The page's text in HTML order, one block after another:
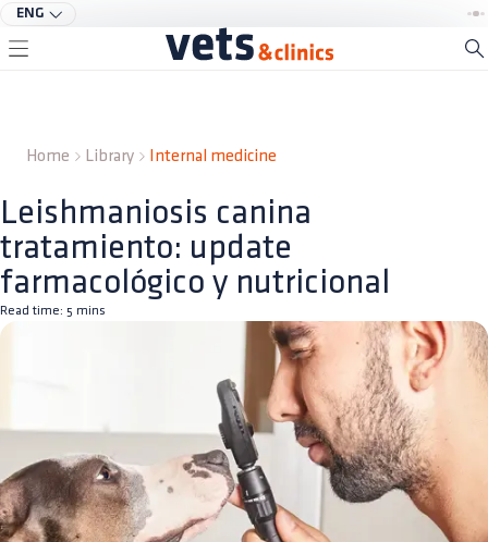
ENG
Home Library Internal medicine
Leishmaniosis canina
tratamiento: update
farmacológico y nutricional
Read time: 5 mins